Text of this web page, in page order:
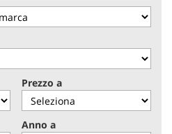
Prezzo a
Anno a